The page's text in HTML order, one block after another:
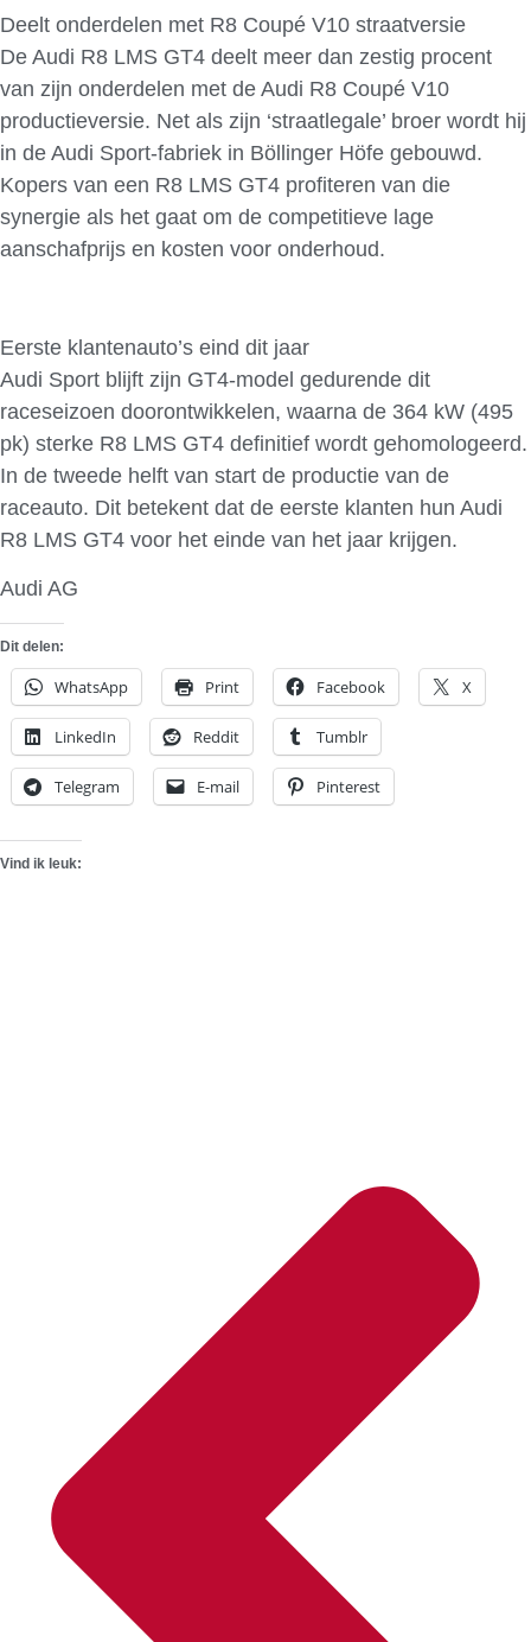
Deelt onderdelen met R8 Coupé V10 straatversie
De Audi R8 LMS GT4 deelt meer dan zestig procent
van zijn onderdelen met de Audi R8 Coupé V10
productieversie. Net als zijn ‘straatlegale’ broer wordt hij
in de Audi Sport-fabriek in Böllinger Höfe gebouwd.
Kopers van een R8 LMS GT4 profiteren van die
synergie als het gaat om de competitieve lage
aanschafprijs en kosten voor onderhoud.
Eerste klantenauto’s eind dit jaar
Audi Sport blijft zijn GT4-model gedurende dit
raceseizoen doorontwikkelen, waarna de 364 kW (495
pk) sterke R8 LMS GT4 definitief wordt gehomologeerd.
In de tweede helft van start de productie van de
raceauto. Dit betekent dat de eerste klanten hun Audi
R8 LMS GT4 voor het einde van het jaar krijgen.
Audi AG
Dit delen:
WhatsApp Print Facebook X
LinkedIn Reddit Tumblr
Telegram E-mail Pinterest
Vind ik leuk: